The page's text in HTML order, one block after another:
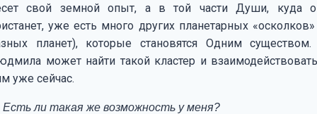
свой земной опыт, а в той части Души, куда
уже есть много других планетарных
планет), которые становятся Одним
может найти такой кластер и
уже сейчас.
ли такая же возможность у меня?